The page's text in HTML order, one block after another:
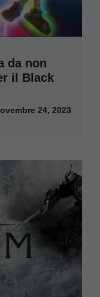
da non
il Black
24, 2023